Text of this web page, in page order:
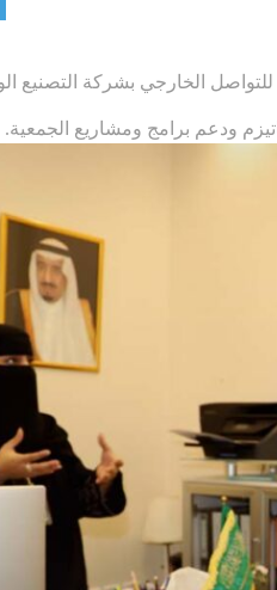
الخارجي بشركة التصنيع
برامج ومشاريع الجمعية.